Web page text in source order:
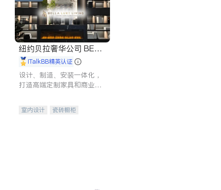
纽约贝拉奢华公司 BELL
A LUXE
iTalkBB精英认证
设计、制造、安装一体化，
打造高端定制家具和商业空
室内设计
瓷砖橱柜